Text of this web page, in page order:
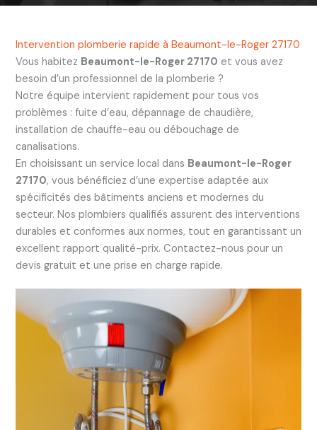
Intervention plomberie rapide à Beaumont-le-Roger 27170
Vous habitez Beaumont-le-Roger 27170 et vous avez
besoin d’un professionnel de la plomberie ?
Notre équipe intervient rapidement pour tous vos
problèmes : fuite d’eau, dépannage de chaudière,
installation de chauffe-eau ou débouchage de
canalisations.
En choisissant un service local dans Beaumont-le-Roger
27170, vous bénéficiez d’une expertise adaptée aux
spécificités des bâtiments anciens et modernes du
secteur. Nos plombiers qualifiés assurent des interventions
durables et conformes aux normes, tout en garantissant un
excellent rapport qualité-prix. Contactez-nous pour un
devis gratuit et une prise en charge rapide.